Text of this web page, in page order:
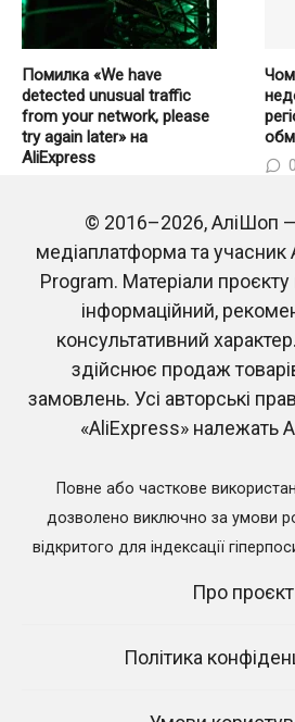
Помилка «We have
detected unusual traffic
from your network, please
try again later» на
AliExpress
0
Китайський Новий рік
2026 на AliExpress
Що
Відвідати
© 2016–2026, АліШоп
медіаплатформа та
Program. Матеріали
інформаційний,
консультативний
здійснює продаж
замовлень. Усі авторські
«AliExpress» належать
Повне або часткове
дозволено виключно за умови
відкритого для індексації
Про проєкт
Політика